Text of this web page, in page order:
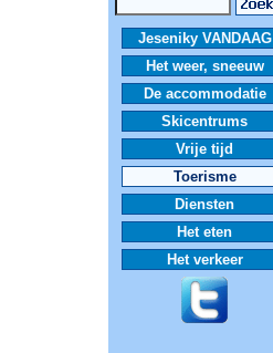
Jeseniky VANDAAG
Het weer, sneeuw
De accommodatie
Skicentrums
Vrije tijd
Toerisme
Diensten
Het eten
Het verkeer